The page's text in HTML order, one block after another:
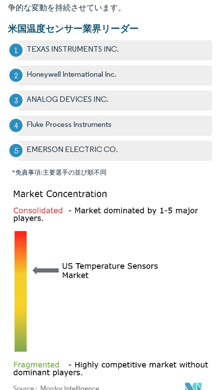
争的な変動を持続させています。
米国温度センサー業界リーダー
TEXAS INSTRUMENTS INC.
Honeywell International Inc.
ANALOG DEVICES INC.
Fluke Process Instruments
EMERSON ELECTRIC CO.
*免責事項:主要選手の並び順不同